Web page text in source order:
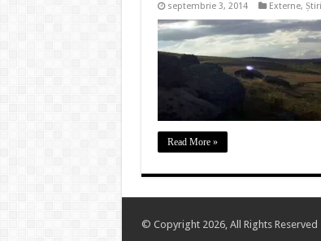
septembrie 3, 2014 Externe, Știri
Read More »
© Copyright 2026, All Rights Reserved